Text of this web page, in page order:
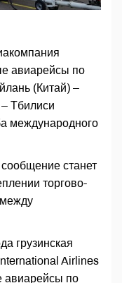
авиарейсы по
(Китай) –
Тбилиси
международного
станет
торгово-
между
грузинская
Airlines
авиарейсы по